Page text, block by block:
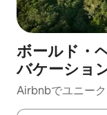
ボールド・
バケーショ
Airbnbでユニー